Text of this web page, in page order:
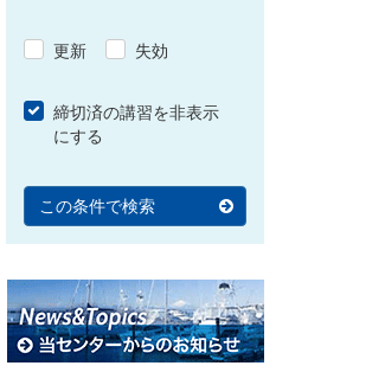
更新 失効
締切済の講習を非表示
にする
この条件で検索